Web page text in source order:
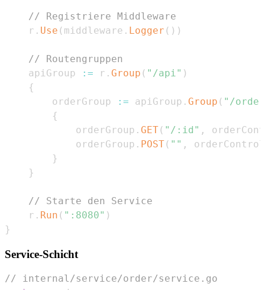
// Registriere Middleware
    r
. Use ( middleware . Logger ( ) )
// Routengruppen
    apiGroup
:= r . Group ( "/api" )
{
        orderGroup
:= apiGroup . Group ( "/
{
            orderGroup
. GET( "/:id" ,
            orderGroup
. POST( "" ,
}
}
// Starte den Service
    r
. Run ( ":8080" )
}
Service-Schicht
// internal/service/order/service.go